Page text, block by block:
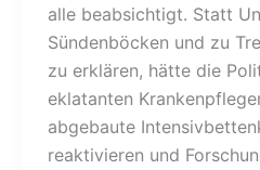
alle beabsichtigt. Statt
Sündenböcken und zu
zu erklären, hätte die
eklatanten
abgebaute
reaktivieren und